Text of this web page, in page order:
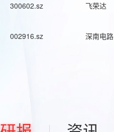
300602.sz 飞荣达
002916.sz 深南电路